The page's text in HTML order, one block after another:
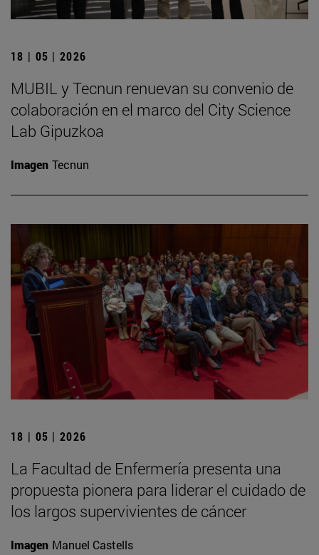
18 | 05 | 2026
MUBIL y Tecnun renuevan su convenio de
colaboración en el marco del City Science
Lab Gipuzkoa
Imagen Tecnun
18 | 05 | 2026
La Facultad de Enfermería presenta una
propuesta pionera para liderar el cuidado de
los largos supervivientes de cáncer
Imagen Manuel Castells